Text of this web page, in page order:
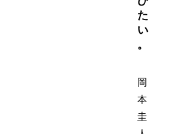
た
い
。
岡
本
圭